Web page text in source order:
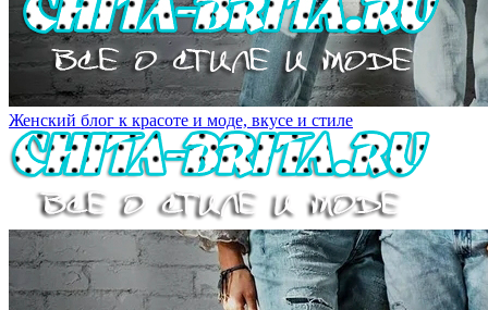
Женский блог к красоте и моде, вкусе и стиле